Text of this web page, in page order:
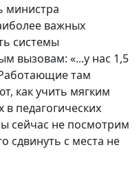
министра
важных
системы
вызовам: «...у нас 1,5
там
как учить мягким
педагогических
сейчас не посмотрим
сдвинуть с места не